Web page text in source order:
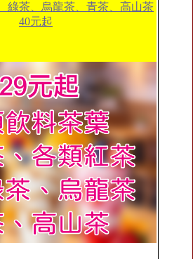
綠茶、烏龍茶、青茶、高山茶
40元起